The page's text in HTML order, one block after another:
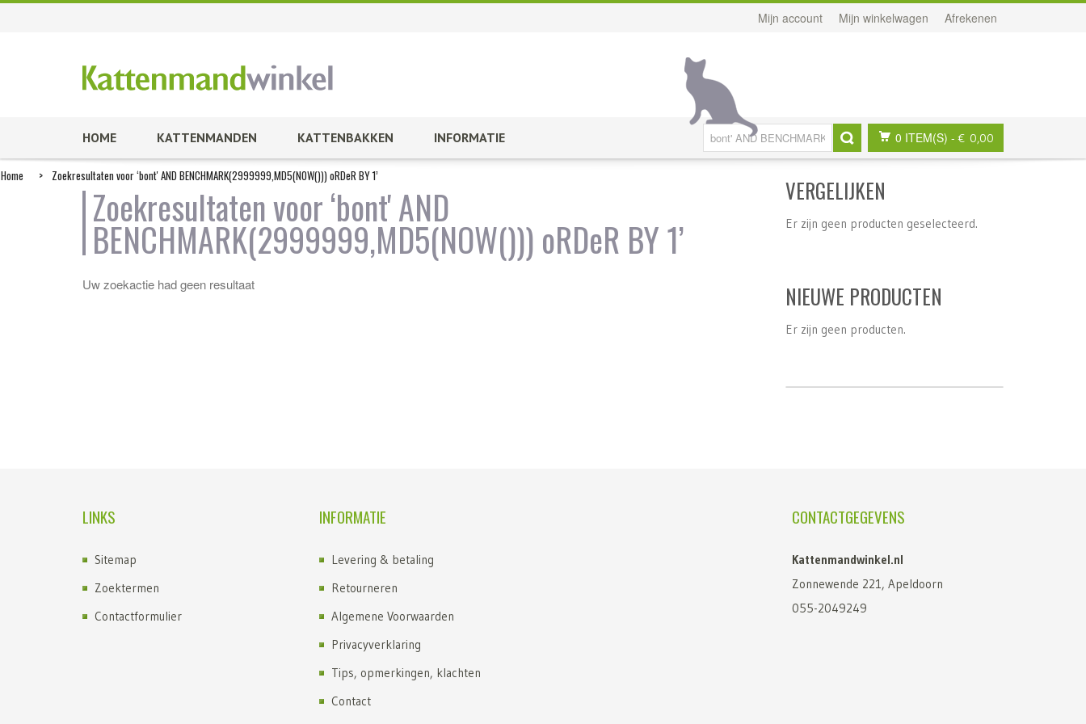
Mijn account Mijn winkelwagen Afrekenen
HOME KATTENMANDEN KATTENBAKKEN INFORMATIE 0 ITEM(S) -€ 0,00
Home > Zoekresultaten voor ‘bont' AND BENCHMARK(2999999,MD5(NOW())) oRDeR BY 1’
Zoekresultaten voor ‘bont' AND
BENCHMARK(2999999,MD5(NOW())) oRDeR BY 1’
Uw zoekactie had geen resultaat
VERGELIJKEN
Er zijn geen producten geselecteerd.
NIEUWE PRODUCTEN
Er zijn geen producten.
LINKS
Sitemap
Zoektermen
Contactformulier
INFORMATIE
Levering & betaling
Retourneren
Algemene Voorwaarden
Privacyverklaring
Tips, opmerkingen, klachten
Contact
CONTACTGEGEVENS
Kattenmandwinkel.nl
Zonnewende 221, Apeldoorn
055-2049249